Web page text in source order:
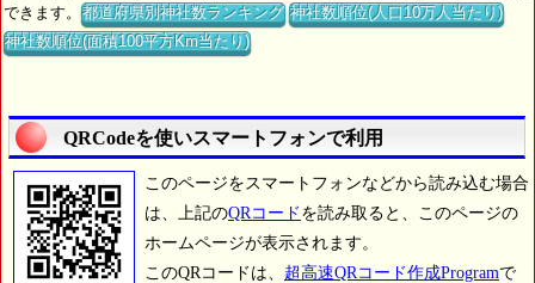
できます。都道府県別神社数ランキング 神社数順位(人口10万人当たり)
神社数順位(面積100平方Km当たり)
QRCodeを使いスマートフォンで利用
このページをスマートフォンなどから読み込む場合
は、上記のQRコード を読み取ると、このページの
ホームページが表示されます。
このQRコードは、 超高速QRコード作成Programで